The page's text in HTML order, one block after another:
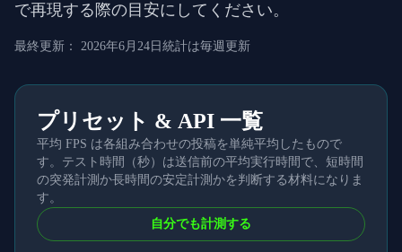
で再現する際の目安にしてください。
最終更新： 2026年6月24日 統計は毎週更新
プリセット & API 一覧
平均 FPS は各組み合わせの投稿を単純平均したもので
す。テスト時間（秒）は送信前の平均実行時間で、短時間
の突発計測か長時間の安定計測かを判断する材料になりま
す。
自分でも計測する